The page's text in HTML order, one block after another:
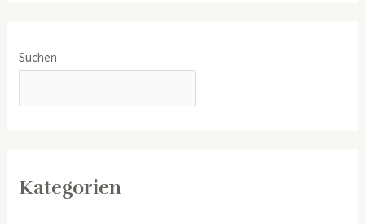
Suchen
Kategorien